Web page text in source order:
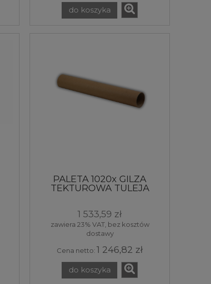
do koszyka
PALETA 1020x GILZA
TEKTUROWA TULEJA
1 533,59 zł
zawiera 23% VAT, bez kosztów
dostawy
Cena netto: 1 246,82 zł
do koszyka